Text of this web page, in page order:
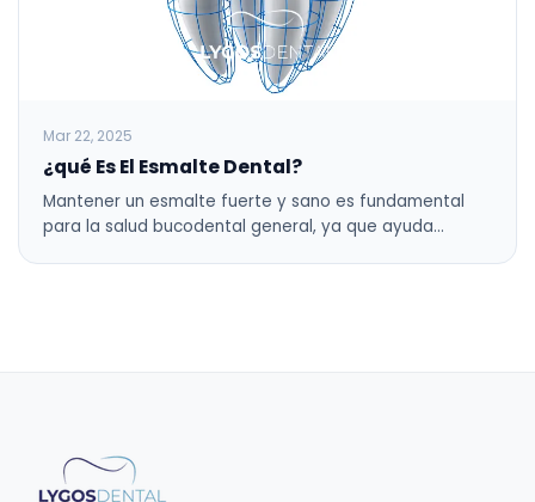
Mar 22, 2025
¿qué Es El Esmalte Dental?
Mantener un esmalte fuerte y sano es fundamental
para la salud bucodental general, ya que ayuda…